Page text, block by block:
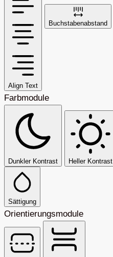
Align Text
Buchstabenabstand
Farbmodule
Dunkler Kontrast Heller Kontrast
Sättigung
Orientierungsmodule